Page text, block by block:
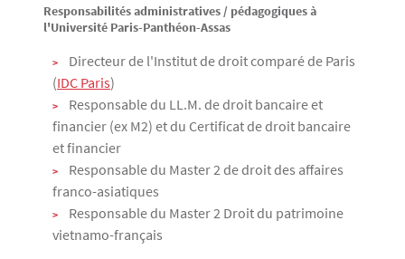
Responsabilités administratives / pédagogiques à
l'Université Paris-Panthéon-Assas
Directeur de l'Institut de droit comparé de Paris
(IDC Paris)
Responsable du LL.M. de droit bancaire et
financier (ex M2) et du Certificat de droit bancaire
et financier
Responsable du Master 2 de droit des affaires
franco-asiatiques
Responsable du Master 2 Droit du patrimoine
vietnamo-français